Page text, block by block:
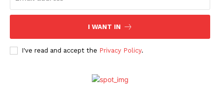
I WANT IN
I've read and accept the Privacy Policy.